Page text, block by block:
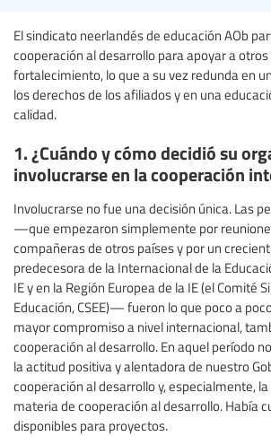
El sindicato neerlandés de educación AOb
cooperación al desarrollo para apoyar a
fortalecimiento, lo que a su vez redunda en
los derechos de los afiliados y en una
calidad.
1. ¿Cuándo y cómo decidió su
involucrarse en la cooperación
Involucrarse no fue una decisión única. Las
—que empezaron simplemente por
compañeras de otros países y por un
predecesora de la Internacional de la
IE y en la Región Europea de la IE (el Comité
Educación, CSEE)— fueron lo que poco a
mayor compromiso a nivel internacional,
cooperación al desarrollo. En aquel período
la actitud positiva y alentadora de nuestro
cooperación al desarrollo y, especialmente,
materia de cooperación al desarrollo. Había
disponibles para proyectos.